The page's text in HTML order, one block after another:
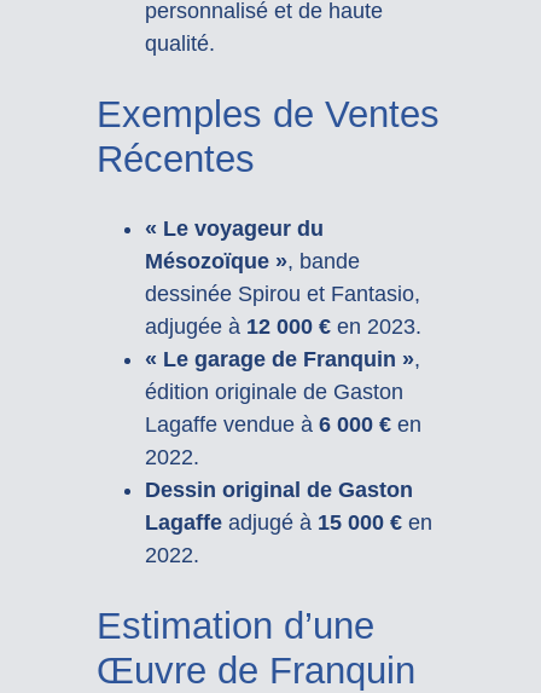
personnalisé et de haute
qualité.
Exemples de Ventes
Récentes
« Le voyageur du
Mésozoïque », bande
dessinée Spirou et Fantasio,
adjugée à 12 000 €en 2023.
« Le garage de Franquin »,
édition originale de Gaston
Lagaffe vendue à 6 000 €en
2022.
Dessin original de Gaston
Lagaffeadjugé à 15 000 €en
2022.
Estimation d’une
Œuvre de Franquin